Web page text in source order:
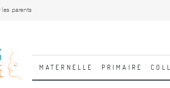
les parents
MATERNELLE PRIMAIRE